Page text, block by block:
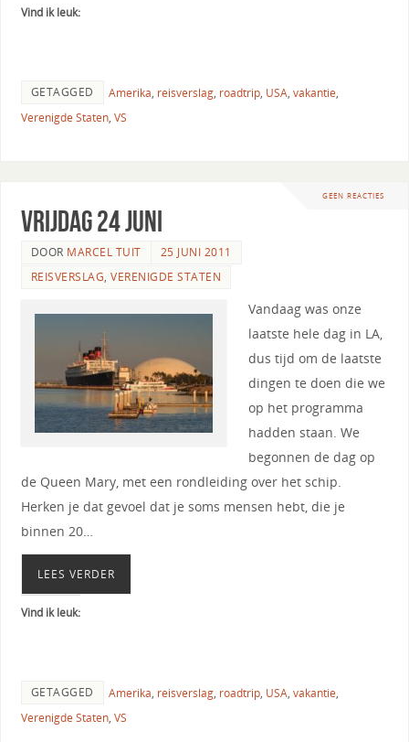
Vind ik leuk:
GETAGGED Amerika, reisverslag, roadtrip, USA, vakantie,
Verenigde Staten, VS
GEEN REACTIES
Vrijdag 24 juni
DOOR MARCEL TUIT
25 JUNI 2011
REISVERSLAG,VERENIGDE STATEN
Vandaag was onze
laatste hele dag in LA,
dus tijd om de laatste
dingen te doen die we
op het programma
hadden staan. We
begonnen de dag op
de Queen Mary, met een rondleiding over het schip.
Herken je dat gevoel dat je soms mensen hebt, die je
binnen 20…
LEES VERDER
Vind ik leuk:
GETAGGED Amerika, reisverslag, roadtrip, USA, vakantie,
Verenigde Staten, VS